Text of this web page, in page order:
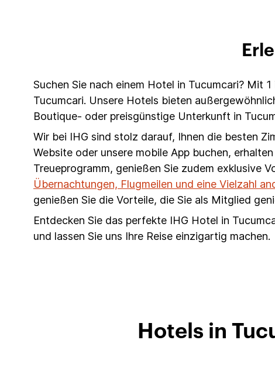
Suchen Sie nach einem Hotel in Tucumcari? Mit
Tucumcari. Unsere Hotels bieten
Boutique- oder preisgünstige Unterkunft in
Wir bei IHG sind stolz darauf, Ihnen die besten
Website oder unsere mobile App buchen,
Treueprogramm, genießen Sie zudem exklusive
Übernachtungen, Flugmeilen und eine Vielzahl
genießen Sie die Vorteile, die Sie als Mitglied
Entdecken Sie das perfekte IHG Hotel in
und lassen Sie uns Ihre Reise einzigartig machen.
Hotels in